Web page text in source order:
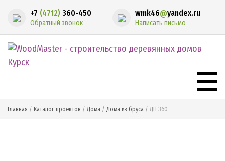
+7 (4712) 360-450
Обратный звонок
wmk46@yandex.ru
Написать письмо
Главная
Главная / Каталог проектов / Дома / Дома из бруса / ДП-360